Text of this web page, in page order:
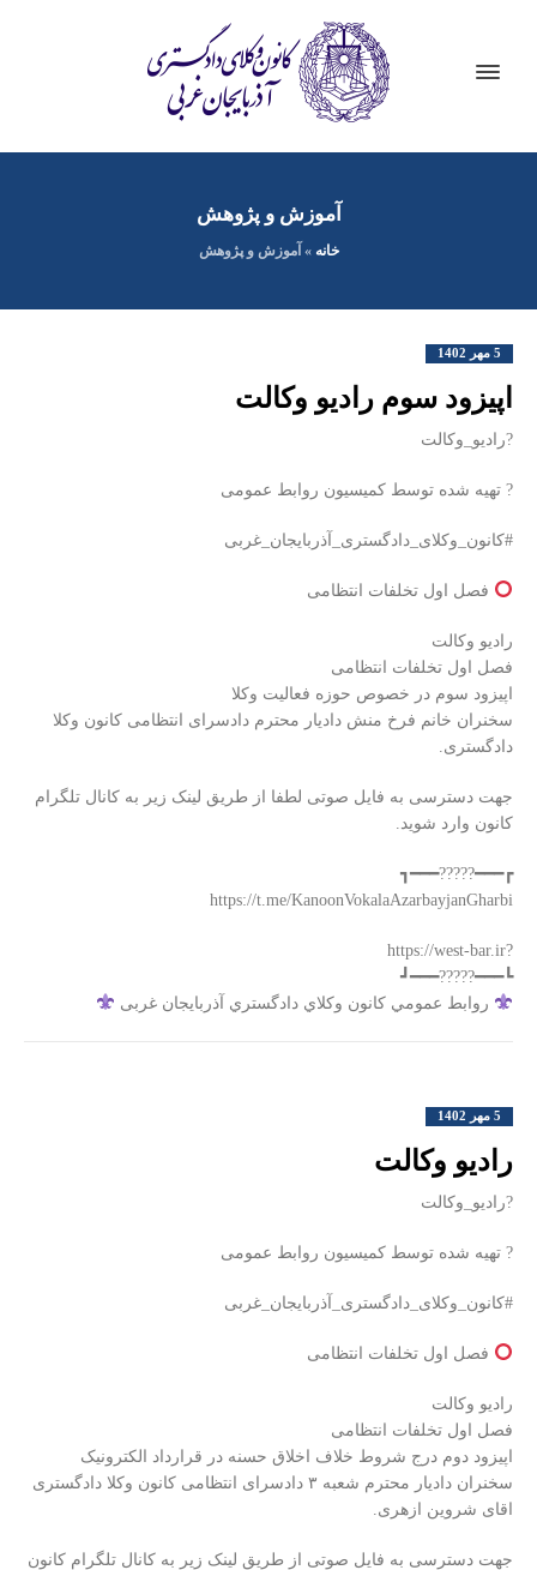
آموزش و پژوهش
خانه » آموزش و پژوهش
5 مهر 1402
اپیزود سوم رادیو وکالت
?رادیو_وکالت
? تهیه شده توسط کمیسیون روابط عمومی
#کانون_وکلای_دادگستری_آذربایجان_غربی
فصل اول تخلفات انتظامی
رادیو وکالت
فصل اول تخلفات انتظامی
اپیزود سوم در خصوص حوزه فعالیت وکلا
سخنران خانم فرخ منش دادیار محترم دادسرای انتظامی کانون وکلا
دادگستری.
جهت دسترسی به فایل صوتی لطفا از طریق لینک زیر به کانال تلگرام
کانون وارد شوید.
┏━━━?????━━━┓
‏?https://west-bar.ir
┗━━━?????━━━┛
روابط عمومي كانون وكلاي دادگستري آذربايجان غربی
5 مهر 1402
رادیو وکالت
?رادیو_وکالت
? تهیه شده توسط کمیسیون روابط عمومی
#کانون_وکلای_دادگستری_آذربایجان_غربی
فصل اول تخلفات انتظامی
رادیو وکالت
فصل اول تخلفات انتظامی
اپیزود دوم درج شروط خلاف اخلاق حسنه در قرارداد الکترونیک
سخنران دادیار محترم شعبه ۳ دادسرای انتظامی کانون وکلا دادگستری
اقای شروین ازهری.
جهت دسترسی به فایل صوتی از طریق لینک زیر به کانال تلگرام کانون